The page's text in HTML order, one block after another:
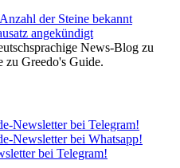
der Steine bekannt
angekündigt
News-Blog zu
zu Greedo's Guide.
Newsletter bei Telegram!
Newsletter bei Whatsapp!
bei Telegram!